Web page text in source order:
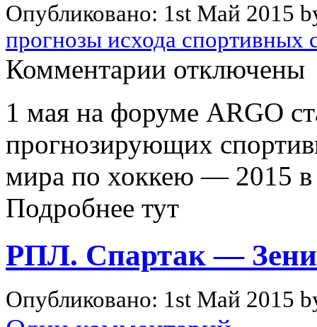
Опубликовано: 1st Май 2015
прогнозы исхода спортивных
Комментарии записи
по
хоккею
Чехия.
отключены
1 мая на форуме ARGO
прогнозирующих
мира по хоккею — 2015
Подробнее тут
РПЛ. Спартак —
Опубликовано: 1st Май 2015